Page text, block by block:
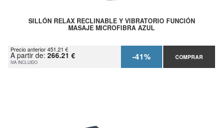
SILLÓN RELAX RECLINABLE Y VIBRATORIO FUNCIÓN
MASAJE MICROFIBRA AZUL
Precio anterior 451.21 €
A partir de: 266.21 €
IVA INCLUIDO -41% COMPRAR